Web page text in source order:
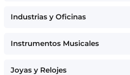
Industrias y Oficinas
Instrumentos Musicales
Joyas y Relojes